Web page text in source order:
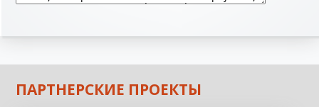
ПАРТНЕРСКИЕ ПРОЕКТЫ